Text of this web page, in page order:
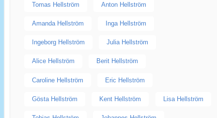
Tomas Hellström Anton Hellström
Amanda Hellström Inga Hellström
Ingeborg Hellström Julia Hellström
Alice Hellström Berit Hellström
Caroline Hellström Eric Hellström
Gösta Hellström Kent Hellström Lisa Hellström